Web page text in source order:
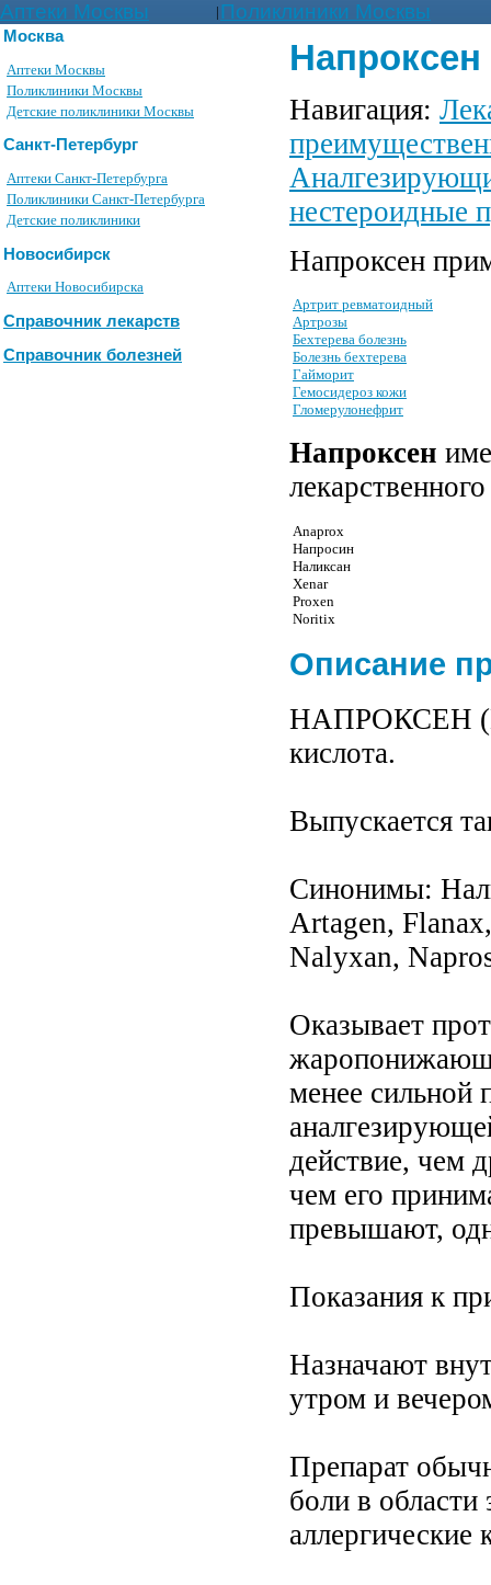
Аптеки Москвы | Поликлиники Москвы
Москва
Аптеки Москвы
Поликлиники Москвы
Детские поликлиники Москвы
Санкт-Петербург
Аптеки Санкт-Петербурга
Поликлиники Санкт-Петербурга
Детские поликлиники
Новосибирск
Аптеки Новосибирска
Справочник лекарств
Справочник болезней
Навигация:
нестероидные
Напроксен
Артрит ревматоидный
Артрозы
Бехтерева болезнь
Болезнь бехтерева
Гайморит
Гемосидероз кожи
Гломерулонефрит
Напроксен
Anaprox
Напросин
Наликсан
Xenar
Proxen
Noritix
Описание
НАПРОКСЕН
кислота.
Выпускается
Синонимы:
Artagen,
Nalyxan,
Оказывает
менее сильной
действие, чем
чем его
превышают,
Показания к
Назначают
утром и
Препарат
боли в области